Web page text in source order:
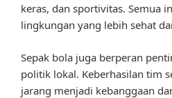
keras, dan sportivitas. Semua
lingkungan yang lebih sehat
Sepak bola juga berperan
politik lokal. Keberhasilan tim
jarang menjadi kebanggaan